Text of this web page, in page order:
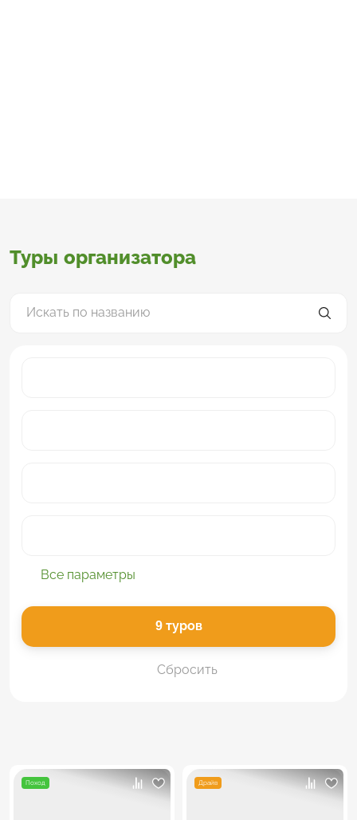
Туры организатора
Все параметры
9 туров
Сбросить
Поход Драйв